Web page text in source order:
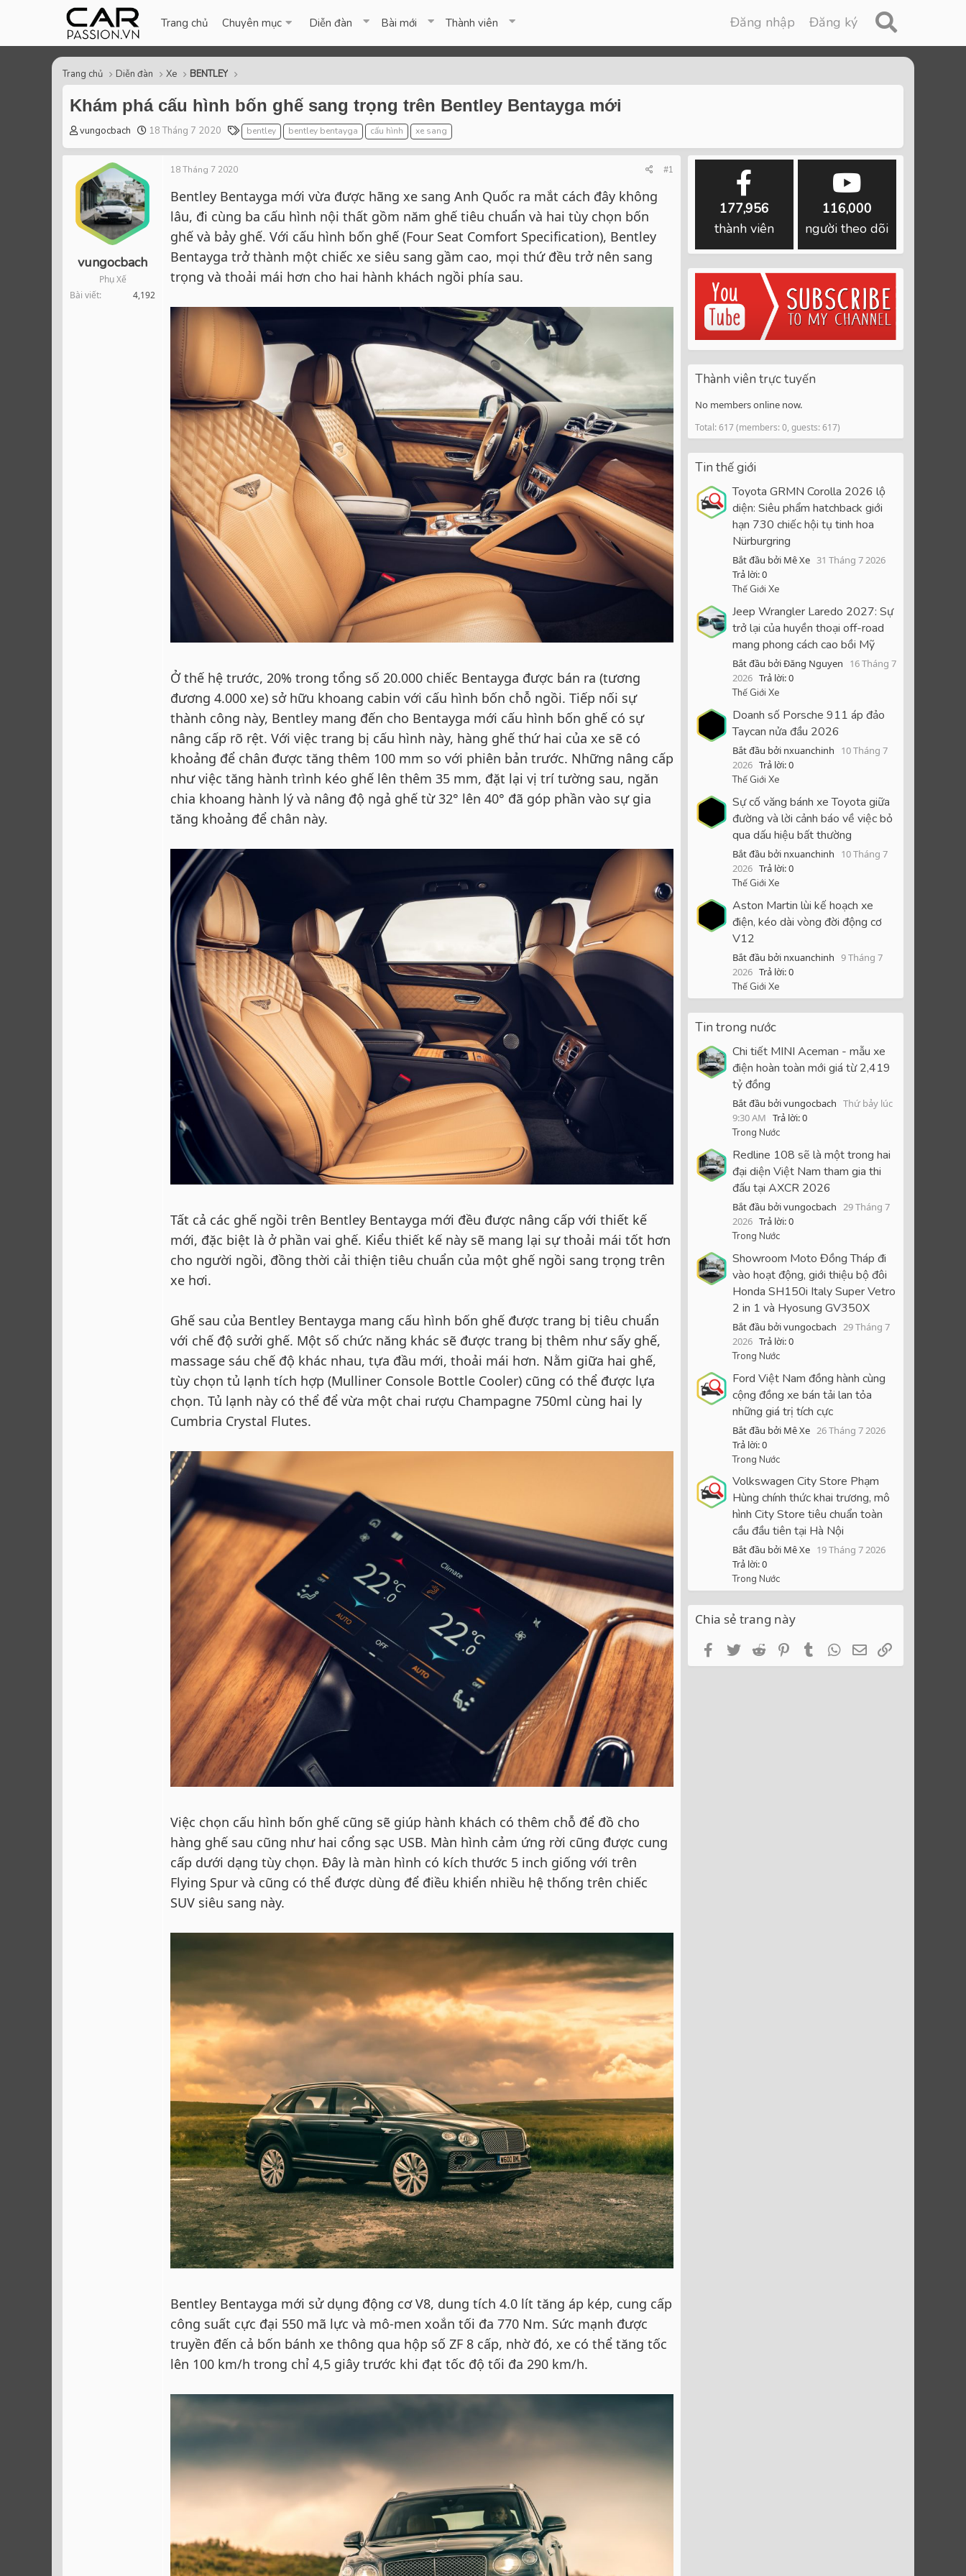
Trang chủ Chuyên mục Diễn đàn Bài mới Thành viên Đăng nhập Đăng ký
Trang chủ Diễn đàn Xe BENTLEY
Khám phá cấu hình bốn ghế sang trọng trên Bentley Bentayga mới
T
r
a
d
s
t
r
r
vungocbach
S
a
t
18 Tháng 7 2020
T
a
g
bentley bentley bentayga cấu hình xe sang
vungocbach
Phụ Xế
Bài viết
4,192
18 Tháng 7 2020 #1
Bentley Bentayga mới vừa được hãng xe sang Anh Quốc ra mắt cách đây không
lâu, đi cùng ba cấu hình nội thất gồm năm ghế tiêu chuẩn và hai tùy chọn bốn
ghế và bảy ghế. Với cấu hình bốn ghế (Four Seat Comfort Specification), Bentley
Bentayga trở thành một chiếc xe siêu sang gầm cao, mọi thứ đều trở nên sang
trọng và thoải mái hơn cho hai hành khách ngồi phía sau.
Ở thế hệ trước, 20% trong tổng số 20.000 chiếc Bentayga được bán ra (tương
đương 4.000 xe) sở hữu khoang cabin với cấu hình bốn chỗ ngồi. Tiếp nối sự
thành công này, Bentley mang đến cho Bentayga mới cấu hình bốn ghế có sự
nâng cấp rõ rệt. Với việc trang bị cấu hình này, hàng ghế thứ hai của xe sẽ có
khoảng để chân được tăng thêm 100 mm so với phiên bản trước. Những nâng cấp
như việc tăng hành trình kéo ghế lên thêm 35 mm, đặt lại vị trí tường sau, ngăn
chia khoang hành lý và nâng độ ngả ghế từ 32° lên 40° đã góp phần vào sự gia
tăng khoảng để chân này.
Tất cả các ghế ngồi trên Bentley Bentayga mới đều được nâng cấp với thiết kế
mới, đặc biệt là ở phần vai ghế. Kiểu thiết kế này sẽ mang lại sự thoải mái tốt hơn
cho người ngồi, đồng thời cải thiện tiêu chuẩn của một ghế ngồi sang trọng trên
xe hơi.
Ghế sau của Bentley Bentayga mang cấu hình bốn ghế được trang bị tiêu chuẩn
với chế độ sưởi ghế. Một số chức năng khác sẽ được trang bị thêm như sấy ghế,
massage sáu chế độ khác nhau, tựa đầu mới, thoải mái hơn. Nằm giữa hai ghế,
tùy chọn tủ lạnh tích hợp (Mulliner Console Bottle Cooler) cũng có thể được lựa
chọn. Tủ lạnh này có thể để vừa một chai rượu Champagne 750ml cùng hai ly
Cumbria Crystal Flutes.
Việc chọn cấu hình bốn ghế cũng sẽ giúp hành khách có thêm chỗ để đồ cho
hàng ghế sau cũng như hai cổng sạc USB. Màn hình cảm ứng rời cũng được cung
cấp dưới dạng tùy chọn. Đây là màn hình có kích thước 5 inch giống với trên
Flying Spur và cũng có thể được dùng để điều khiển nhiều hệ thống trên chiếc
SUV siêu sang này.
Bentley Bentayga mới sử dụng động cơ V8, dung tích 4.0 lít tăng áp kép, cung cấp
công suất cực đại 550 mã lực và mô-men xoắn tối đa 770 Nm. Sức mạnh được
truyền đến cả bốn bánh xe thông qua hộp số ZF 8 cấp, nhờ đó, xe có thể tăng tốc
lên 100 km/h trong chỉ 4,5 giây trước khi đạt tốc độ tối đa 290 km/h.
177,956
thành viên
116,000
người theo dõi
Thành viên trực tuyến
No members online now.
Total: 617 (members: 0, guests: 617)
Tin thế giới
Toyota GRMN Corolla 2026 lộ
diện: Siêu phẩm hatchback giới
hạn 730 chiếc hội tụ tinh hoa
Nürburgring
Bắt đầu bởi Mê Xe 31 Tháng 7 2026
Trả lời: 0
Thế Giới Xe
Jeep Wrangler Laredo 2027: Sự
trở lại của huyền thoại off-road
mang phong cách cao bồi Mỹ
Bắt đầu bởi Đăng Nguyen
16 Tháng 7
2026 Trả lời: 0
Thế Giới Xe
Doanh số Porsche 911 áp đảo
Taycan nửa đầu 2026
Bắt đầu bởi nxuanchinh
10 Tháng 7
2026 Trả lời: 0
Thế Giới Xe
Sự cố văng bánh xe Toyota giữa
đường và lời cảnh báo về việc bỏ
qua dấu hiệu bất thường
Bắt đầu bởi nxuanchinh
10 Tháng 7
2026 Trả lời: 0
Thế Giới Xe
Aston Martin lùi kế hoạch xe
điện, kéo dài vòng đời động cơ
V12
Bắt đầu bởi nxuanchinh 9 Tháng 7
2026 Trả lời: 0
Thế Giới Xe
Tin trong nước
Chi tiết MINI Aceman - mẫu xe
điện hoàn toàn mới giá từ 2,419
tỷ đồng
Bắt đầu bởi vungocbach Thứ bảy lúc
9:30 AM Trả lời: 0
Trong Nước
Redline 108 sẽ là một trong hai
đại diện Việt Nam tham gia thi
đấu tại AXCR 2026
Bắt đầu bởi vungocbach 29 Tháng 7
2026 Trả lời: 0
Trong Nước
Showroom Moto Đồng Tháp đi
vào hoạt động, giới thiệu bộ đôi
Honda SH150i Italy Super Vetro
2 in 1 và Hyosung GV350X
Bắt đầu bởi vungocbach 29 Tháng 7
2026 Trả lời: 0
Trong Nước
Ford Việt Nam đồng hành cùng
cộng đồng xe bán tải lan tỏa
những giá trị tích cực
Bắt đầu bởi Mê Xe 26 Tháng 7 2026
Trả lời: 0
Trong Nước
Volkswagen City Store Phạm
Hùng chính thức khai trương, mô
hình City Store tiêu chuẩn toàn
cầu đầu tiên tại Hà Nội
Bắt đầu bởi Mê Xe 19 Tháng 7 2026
Trả lời: 0
Trong Nước
Chia sẻ trang này
FacebookTwitterRedditPinterestTumblrWhatsApp
Email